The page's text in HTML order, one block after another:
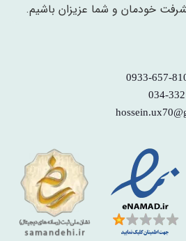
خودمان و شما عزیزان باشیم.
0933-657-
034-